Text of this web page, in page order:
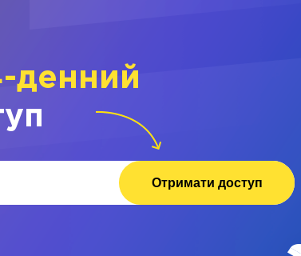
денний
Отримати доступ